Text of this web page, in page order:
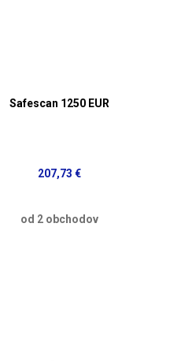
Safescan 1250 EUR
207,73 €
od 2 obchodov